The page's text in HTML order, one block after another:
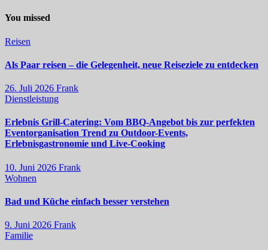
du
You missed
Reisen
Als Paar reisen – die Gelegenheit, neue Reiseziele zu entdecken
26. Juli 2026 Frank
Dienstleistung
Erlebnis Grill-Catering: Vom BBQ-Angebot bis zur perfekten
Eventorganisation Trend zu Outdoor-Events,
Erlebnisgastronomie und Live-Cooking
10. Juni 2026 Frank
Wohnen
Bad und Küche einfach besser verstehen
9. Juni 2026 Frank
Familie